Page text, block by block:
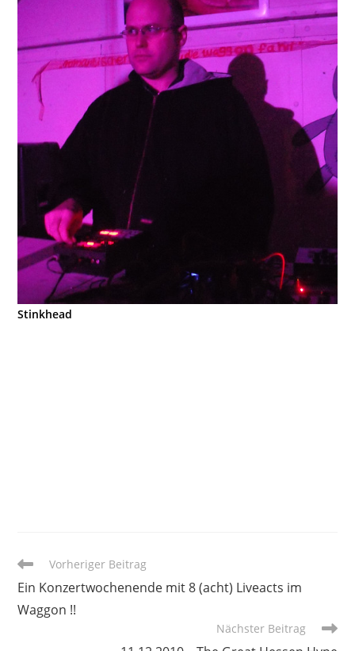
Stinkhead
Weitere
ansehen
Vorheriger Beitrag
Ein Konzertwochenende mit 8 (acht) Liveacts im
Waggon !!
Nächster Beitrag